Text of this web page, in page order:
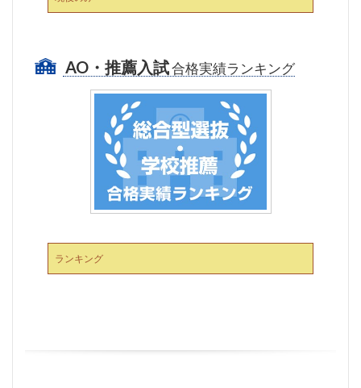
AO・推薦入試合格実績ランキング
ランキング